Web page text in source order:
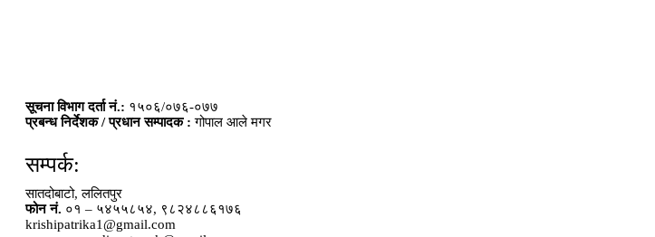
सूचना विभाग दर्ता नं.: १५०६/०७६-०७७
प्रबन्ध निर्देशक / प्रधान सम्पादक : गोपाल आले मगर
सम्पर्क:
सातदोबाटो, ललितपुर
फोन नं. ०१ – ५४५५८५४, ९८२४८८६१७६
krishipatrika1@gmail.com